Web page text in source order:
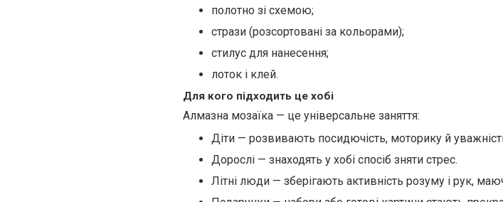
полотно зі схемою;
стрази (розсортовані за кольорами);
стилус для нанесення;
лоток і клей.
Для кого підходить це хобі
Алмазна мозаїка — це універсальне заняття:
Діти — розвивають посидючість, моторику й
Дорослі — знаходять у хобі спосіб зняти стрес.
Літні люди — зберігають активність розуму і рук,